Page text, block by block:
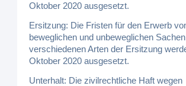
Oktober 2020 ausgesetzt.
Ersitzung: Die Fristen für den Erwerb
beweglichen und unbeweglichen
verschiedenen Arten der Ersitzung
Oktober 2020 ausgesetzt.
Unterhalt: Die zivilrechtliche Haft wegen